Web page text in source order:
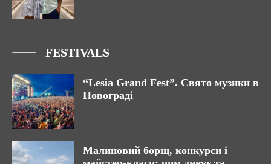
FESTIVALS
“Lesia Grand Fest”. Свято музики в
Новограді
Малиновий борщ, конкурси і